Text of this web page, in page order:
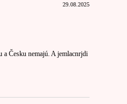
29.08.2025
a Česku nemajú. A jemlacnrjdi